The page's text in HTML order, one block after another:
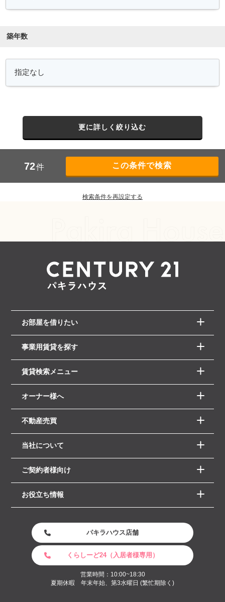
築年数
更に詳しく絞り込む
72件
検索条件を再設定する
お部屋を借りたい
事業用賃貸を探す
賃貸検索メニュー
オーナー様へ
不動産売買
当社について
ご契約者様向け
お役立ち情報
パキラハウス店舗
くらしーど24（入居者様専用）
営業時間：10:00~18:30
夏期休暇 年末年始、第3水曜日 (繁忙期除く)